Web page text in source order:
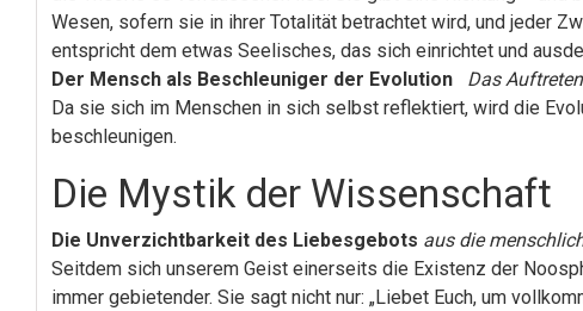
Wesen, sofern sie in ihrer Totalität betrachtet wird, und jeder
entspricht dem etwas Seelisches, das sich einrichtet und
Der Mensch als Beschleuniger der Evolution
Das
Da sie sich im Menschen in sich selbst reflektiert, wird die
beschleunigen.
Die Mystik der Wissenschaft
Die Unverzichtbarkeit des Liebesgebots aus die
Seitdem sich unserem Geist einerseits die Existenz der
immer gebietender. Sie sagt nicht nur: „Liebet Euch, um